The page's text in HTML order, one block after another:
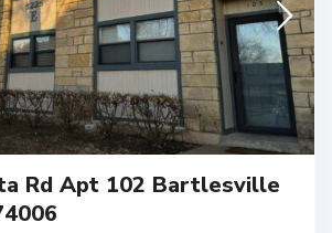
Rd Apt 102 Bartlesville